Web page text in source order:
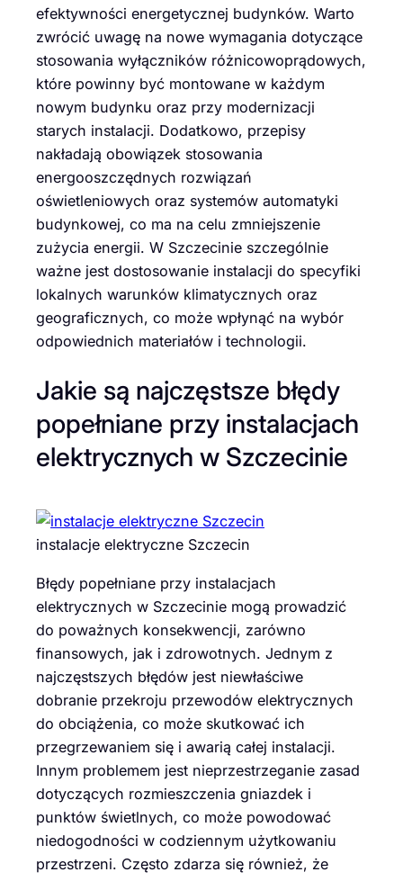
efektywności energetycznej budynków. Warto
zwrócić uwagę na nowe wymagania dotyczące
stosowania wyłączników różnicowoprądowych,
które powinny być montowane w każdym
nowym budynku oraz przy modernizacji
starych instalacji. Dodatkowo, przepisy
nakładają obowiązek stosowania
energooszczędnych rozwiązań
oświetleniowych oraz systemów automatyki
budynkowej, co ma na celu zmniejszenie
zużycia energii. W Szczecinie szczególnie
ważne jest dostosowanie instalacji do specyfiki
lokalnych warunków klimatycznych oraz
geograficznych, co może wpłynąć na wybór
odpowiednich materiałów i technologii.
Jakie są najczęstsze błędy
popełniane przy instalacjach
elektrycznych w Szczecinie
instalacje elektryczne Szczecin
Błędy popełniane przy instalacjach
elektrycznych w Szczecinie mogą prowadzić
do poważnych konsekwencji, zarówno
finansowych, jak i zdrowotnych. Jednym z
najczęstszych błędów jest niewłaściwe
dobranie przekroju przewodów elektrycznych
do obciążenia, co może skutkować ich
przegrzewaniem się i awarią całej instalacji.
Innym problemem jest nieprzestrzeganie zasad
dotyczących rozmieszczenia gniazdek i
punktów świetlnych, co może powodować
niedogodności w codziennym użytkowaniu
przestrzeni. Często zdarza się również, że